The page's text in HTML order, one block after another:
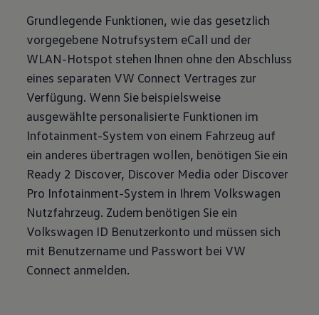
Grundlegende Funktionen, wie das gesetzlich
vorgegebene Notrufsystem eCall und der
WLAN-Hotspot stehen Ihnen ohne den Abschluss
eines separaten VW Connect Vertrages zur
Verfügung. Wenn Sie beispielsweise
ausgewählte personalisierte Funktionen im
Infotainment-System von einem Fahrzeug auf
ein anderes übertragen wollen, benötigen Sie ein
Ready 2 Discover, Discover Media oder Discover
Pro Infotainment-System in Ihrem Volkswagen
Nutzfahrzeug. Zudem benötigen Sie ein
Volkswagen ID Benutzerkonto und müssen sich
mit Benutzername und Passwort bei VW
Connect anmelden.